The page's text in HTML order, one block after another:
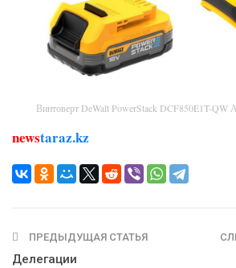
Винтоверт DeWalt PowerStack DCF850E1T-QW
newstaraz.kz
ПРЕДЫДУЩАЯ СТАТЬЯ
Делегации